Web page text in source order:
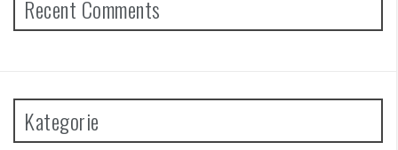
Recent Comments
Kategorie